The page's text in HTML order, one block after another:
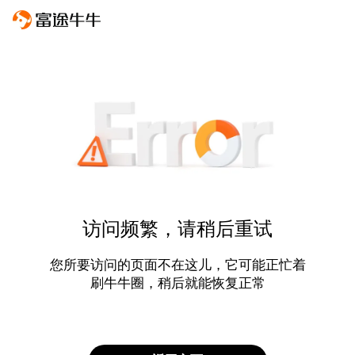
访问频繁，请稍后重试
您所要访问的页面不在这儿，它可能正忙着
刷牛牛圈，稍后就能恢复正常